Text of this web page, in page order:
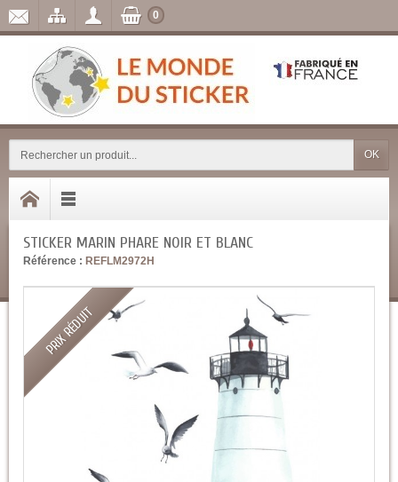
OK
0
STICKER MARIN PHARE NOIR ET BLANC
Référence : REFLM2972H
PRIX RÉDUIT